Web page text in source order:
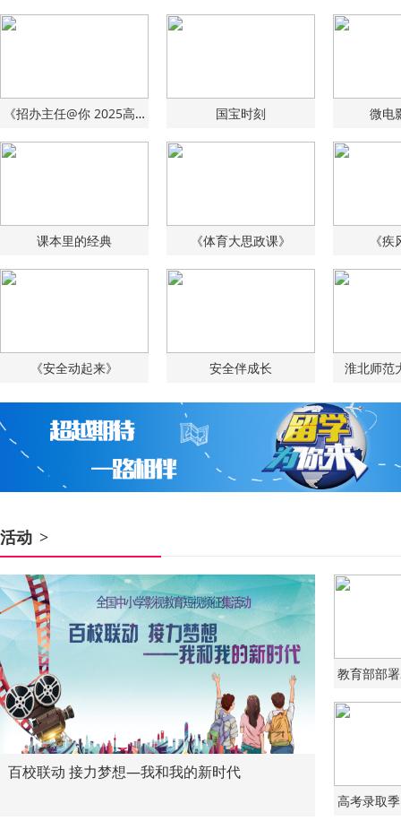
《招办主任@你 2025高招咨询大直播》火热进行 国宝时刻 微电
课本里的经典 《体育大思政课》 《
《安全动起来》 安全伴成长 淮北师范
活动 >
百校联动 接力梦想—我和我的新时代